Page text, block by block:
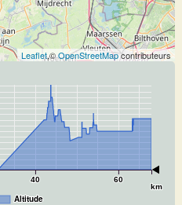
Leaflet,©OpenStreetMapcontributeurs
40 60
km
Altitude